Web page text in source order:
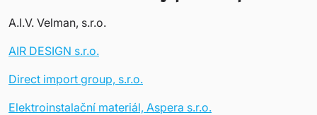
A.I.V. Velman, s.r.o.
AIR DESIGN s.r.o.
Direct import group, s.r.o.
Elektroinstalační materiál, Aspera s.r.o.